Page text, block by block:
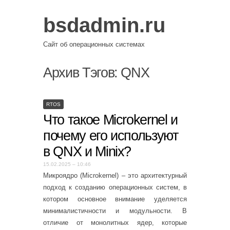
bsdadmin.ru
Сайт об операционных системах
Архив Тэгов: QNX
RTOS
Что такое Microkernel и
почему его используют
в QNX и Minix?
15.02.2025 – 10:46
Микроядро (Microkernel) – это архитектурный
подход к созданию операционных систем, в
котором основное внимание уделяется
минималистичности и модульности. В
отличие от монолитных ядер, которые